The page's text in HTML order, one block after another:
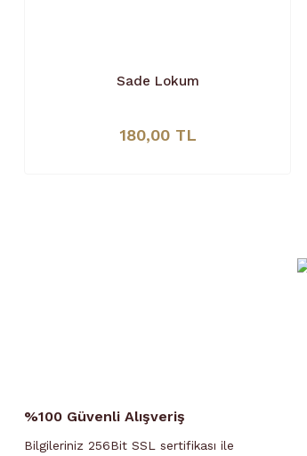
Sade Lokum
180,00 TL
%100 Güvenli Alışveriş
Bilgileriniz 256Bit SSL sertifikası ile